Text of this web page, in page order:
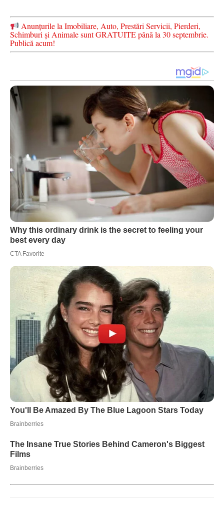
Anunțurile la Imobiliare, Auto, Prestări Servicii, Pierderi,
Schimburi și Animale sunt GRATUITE până la 30 septembrie.
Publică acum!